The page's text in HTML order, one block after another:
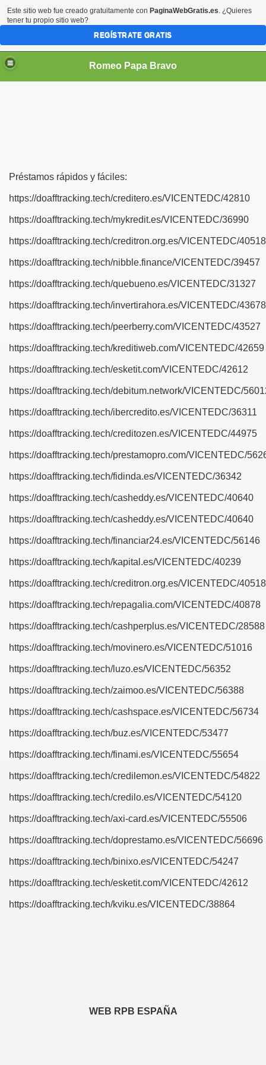
Romeo Papa Bravo
Préstamos rápidos y fáciles:
https://doafftracking.tech/creditero.es/VICENTEDC/42810
https://doafftracking.tech/mykredit.es/VICENTEDC/36990
https://doafftracking.tech/creditron.org.es/VICENTEDC/40518
https://doafftracking.tech/nibble.finance/VICENTEDC/39457
https://doafftracking.tech/quebueno.es/VICENTEDC/31327
https://doafftracking.tech/invertirahora.es/VICENTEDC/43678
https://doafftracking.tech/peerberry.com/VICENTEDC/43527
https://doafftracking.tech/kreditiweb.com/VICENTEDC/42659
https://doafftracking.tech/esketit.com/VICENTEDC/42612
https://doafftracking.tech/debitum.network/VICENTEDC/
https://doafftracking.tech/ibercredito.es/VICENTEDC/36311
https://doafftracking.tech/creditozen.es/VICENTEDC/44975
https://doafftracking.tech/prestamopro.com/VICENTEDC/
https://doafftracking.tech/fidinda.es/VICENTEDC/36342
https://doafftracking.tech/casheddy.es/VICENTEDC/40640
https://doafftracking.tech/casheddy.es/VICENTEDC/40640
https://doafftracking.tech/financiar24.es/VICENTEDC/56146
https://doafftracking.tech/kapital.es/VICENTEDC/40239
https://doafftracking.tech/creditron.org.es/VICENTEDC/40518
https://doafftracking.tech/repagalia.com/VICENTEDC/40878
https://doafftracking.tech/cashperplus.es/VICENTEDC/28588
https://doafftracking.tech/movinero.es/VICENTEDC/51016
https://doafftracking.tech/luzo.es/VICENTEDC/56352
https://doafftracking.tech/zaimoo.es/VICENTEDC/56388
https://doafftracking.tech/cashspace.es/VICENTEDC/56734
https://doafftracking.tech/buz.es/VICENTEDC/53477
https://doafftracking.tech/finami.es/VICENTEDC/55654
https://doafftracking.tech/credilemon.es/VICENTEDC/54822
https://doafftracking.tech/credilo.es/VICENTEDC/54120
https://doafftracking.tech/axi-card.es/VICENTEDC/55506
https://doafftracking.tech/doprestamo.es/VICENTEDC/56696
https://doafftracking.tech/binixo.es/VICENTEDC/54247
https://doafftracking.tech/esketit.com/VICENTEDC/42612
https://doafftracking.tech/kviku.es/VICENTEDC/38864
WEB RPB ESPAÑA
Este sitio web fue creado gratuitamente con PaginaWebGratis.es. ¿Quieres
tener tu propio sitio web?
REGÍSTRATE GRATIS